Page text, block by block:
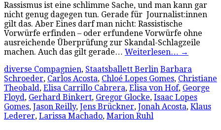
Rassismus ist eine schlimme Sache, und man kann gar
nicht genug dagegen tun. Gerade für Journalist:innen
gilt das. Aber Eines darf man nicht: Rassistische
Vorwürfe erfinden – oder erfundene Vorwürfe ohne
ausreichende Überprüfung zur Skandal-Schlagzeile
machen. Auch das gilt gerade… Weiterlesen… →
diverse Compagnien, Staatsballett Berlin Barbara
Schroeder, Carlos Acosta, Chloé Lopes Gomes, Christiane
Theobald, Elisa Carrillo Cabrera, Elisa von Hof, George
Floyd, Gerhard Binkert, Gregor Glocke, Isaac Lopes
Gomes, Jason Reilly, Jens Brückner, Jonah Acosta, Klaus
Lederer, Larissa Machado, Marion Ruhl